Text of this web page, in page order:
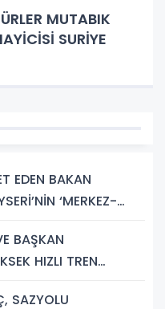
MUTABIK
SURİYE
EDEN BAKAN
‘MERKEZ-
BAŞKAN
HIZLI TREN
SAZYOLU